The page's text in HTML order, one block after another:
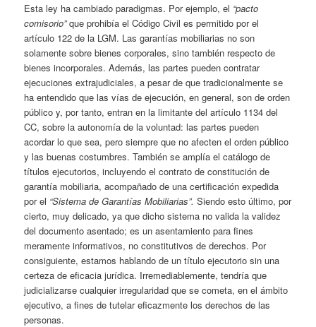
Esta ley ha cambiado paradigmas. Por ejemplo, el “pacto
comisorio”que prohibía el Código Civil es permitido por el
artículo 122 de la LGM. Las garantías mobiliarias no son
solamente sobre bienes corporales, sino también respecto de
bienes incorporales. Además, las partes pueden contratar
ejecuciones extrajudiciales, a pesar de que tradicionalmente se
ha entendido que las vías de ejecución, en general, son de orden
público y, por tanto, entran en la limitante del artículo 1134 del
CC, sobre la autonomía de la voluntad: las partes pueden
acordar lo que sea, pero siempre que no afecten el orden público
y las buenas costumbres. También se amplía el catálogo de
títulos ejecutorios, incluyendo el contrato de constitución de
garantía mobiliaria, acompañado de una certificación expedida
por el “Sistema de Garantías Mobiliarias”.Siendo esto último, por
cierto, muy delicado, ya que dicho sistema no valida la validez
del documento asentado; es un asentamiento para fines
meramente informativos, no constitutivos de derechos. Por
consiguiente, estamos hablando de un título ejecutorio sin una
certeza de eficacia jurídica. Irremediablemente, tendría que
judicializarse cualquier irregularidad que se cometa, en el ámbito
ejecutivo, a fines de tutelar eficazmente los derechos de las
personas.